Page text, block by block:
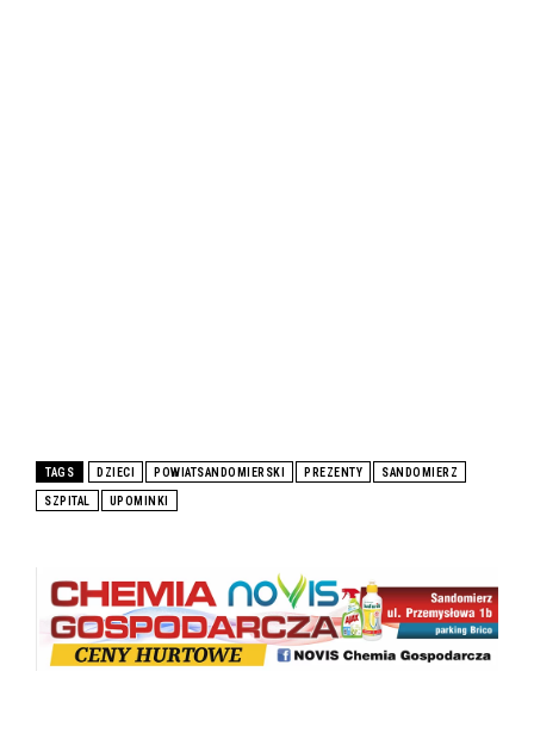
TAGS DZIECI POWIATSANDOMIERSKI PREZENTY SANDOMIERZ
SZPITAL UPOMINKI